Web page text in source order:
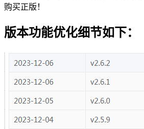
购买正版！
版本功能优化细节如下：